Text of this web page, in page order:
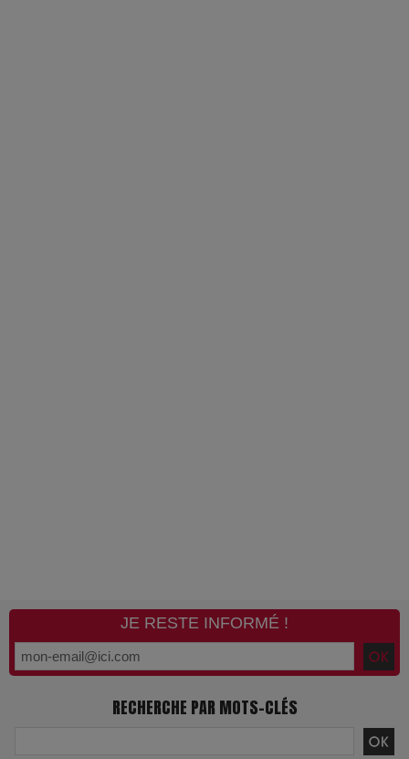
JE RESTE INFORMÉ !
RECHERCHE PAR MOTS-CLÉS
VivaTech 2026 : l’instant où l’opéra bascule dans l’ère des